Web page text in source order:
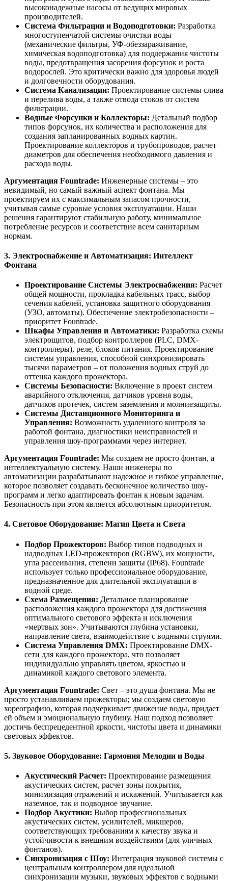
высоконадежные насосы от ведущих мировых
производителей.
Система Фильтрации и Водоподготовки: Разработка
многоступенчатой системы очистки воды
(механические фильтры, УФ-обеззараживание,
химическая водоподготовка) для поддержания чистоты
воды, предотвращения засорения форсунок и роста
водорослей. Это критически важно для здоровья людей
и долговечности оборудования.
Система Канализации: Проектирование системы слива
и перелива воды, а также отвода стоков от систем
фильтрации.
Водные Форсунки и Коллекторы: Детальный подбор
типов форсунок, их количества и расположения для
создания запланированных водных картин.
Проектирование коллекторов и трубопроводов, расчет
диаметров для обеспечения необходимого давления и
расхода воды.
Аргументация Fountrade: Инженерные системы – это
невидимый, но самый важный аспект фонтана. Мы
проектируем их с максимальным запасом прочности,
учитывая самые суровые условия эксплуатации. Наши
решения гарантируют стабильную работу, минимальное
потребление ресурсов и соответствие всем санитарным
нормам.
3. Электроснабжение и Автоматизация: Интеллект
Фонтана
Проектирование Системы Электроснабжения: Расчет
общей мощности, прокладка кабельных трасс, выбор
сечения кабелей, установка защитного оборудования
(УЗО, автоматы). Обеспечение электробезопасности –
приоритет Fountrade.
Шкафы Управления и Автоматики: Разработка схемы
электрощитов, подбор контроллеров (PLC, DMX-
контроллеры), реле, блоков питания. Проектирование
системы управления, способной синхронизировать
тысячи параметров – от положения водных струй до
оттенка каждого прожектора.
Системы Безопасности: Включение в проект систем
аварийного отключения, датчиков уровня воды,
датчиков протечек, систем заземления и молниезащиты.
Системы Дистанционного Мониторинга и
Управления: Возможность удаленного контроля за
работой фонтана, диагностики неисправностей и
управления шоу-программами через интернет.
Аргументация Fountrade: Мы создаем не просто фонтан, а
интеллектуальную систему. Наши инженеры по
автоматизации разрабатывают надежное и гибкое управление,
которое позволяет создавать бесконечное количество шоу-
программ и легко адаптировать фонтан к новым задачам.
Безопасность при этом является абсолютным приоритетом.
4. Световое Оборудование: Магия Цвета и Света
Подбор Прожекторов: Выбор типов подводных и
надводных LED-прожекторов (RGBW), их мощности,
угла рассеивания, степени защиты (IP68). Fountrade
использует только профессиональное оборудование,
предназначенное для длительной эксплуатации в
водной среде.
Схема Размещения: Детальное планирование
расположения каждого прожектора для достижения
оптимального светового эффекта и исключения
«мертвых зон». Учитываются глубина установки,
направление света, взаимодействие с водными струями.
Система Управления DMX: Проектирование DMX-
сети для каждого прожектора, что позволяет
индивидуально управлять цветом, яркостью и
динамикой каждого светового элемента.
Аргументация Fountrade: Свет – это душа фонтана. Мы не
просто устанавливаем прожекторы; мы создаем световую
хореографию, которая подчеркивает движение воды, придает
ей объем и эмоциональную глубину. Наш подход позволяет
достичь беспрецедентной яркости, чистоты цвета и динамики
световых эффектов.
5. Звуковое Оборудование: Гармония Мелодии и Воды
Акустический Расчет: Проектирование размещения
акустических систем, расчет зоны покрытия,
минимизация отражений и искажений. Учитывается как
наземное, так и подводное звучание.
Подбор Акустики: Выбор профессиональных
акустических систем, усилителей, микшеров,
соответствующих требованиям к качеству звука и
устойчивости к внешним воздействиям (для уличных
фонтанов).
Синхронизация с Шоу: Интеграция звуковой системы с
центральным контроллером для идеальной
синхронизации музыки, звуковых эффектов с водными